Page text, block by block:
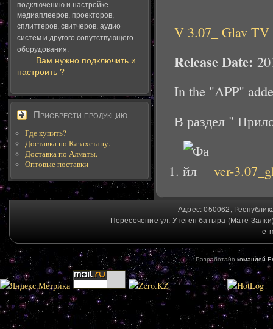
подключению и настройке
медиаплееров, проекторов,
сплиттеров, свитчеров, аудио
систем и другого сопутствующего
оборудования.
Вам нужно подключить и
настроить ?
Приобрести продукцию
Где купить?
Доставка по Казахстану.
Доставка по Алматы.
Оптовые поставки
V 3.07_ Glav TV
Release Date:
In the "APP"
В раздел "
ver-
Адрес: 050062,
Пересечение ул. Утеген батыра (Мате
e-
Разработано командой